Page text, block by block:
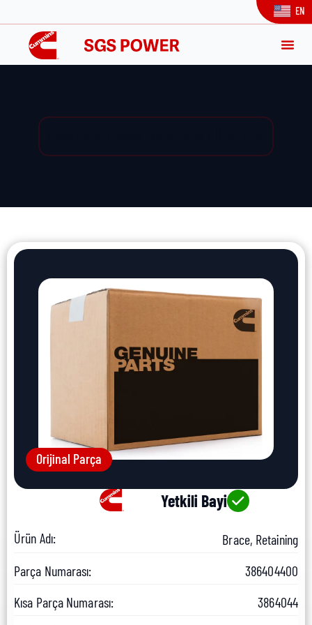
EN
Orijinal Parça
Yetkili Bayi
Ürün Adı:
Brace, Retaining
Parça Numarası:
386404400
Kısa Parça Numarası:
3864044